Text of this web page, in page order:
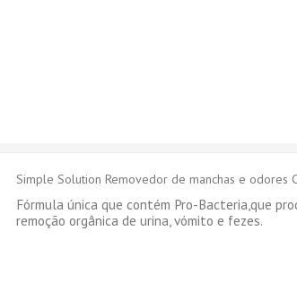
Simple Solution Removedor de manchas e odores
Fórmula única que contém Pro-Bacteria,que
remoção orgânica de urina, vómito e fezes.